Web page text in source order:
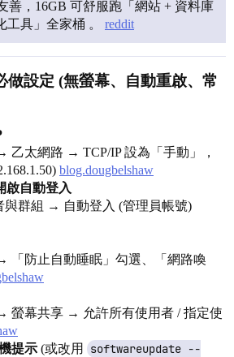
善，16GB 可舒服跑「網站 + 資料庫
工具」全家桶 。 reddit
做設定 (無螢幕、自動重啟、常
太網路 → TCP/IP 設為「手動」，
blog.dougbelshaw
啟自動登入
群組 → 自動登入 (管理員帳號)
「防止自動睡眠」勾選、「網路喚
螢幕共享 → 允許所有使用者 / 指定使
提示 (或改用
softwareupdate --